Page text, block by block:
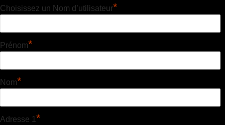
Choisissez un Nom d’utilisateur*
Prénom*
Nom*
Adresse 1 *